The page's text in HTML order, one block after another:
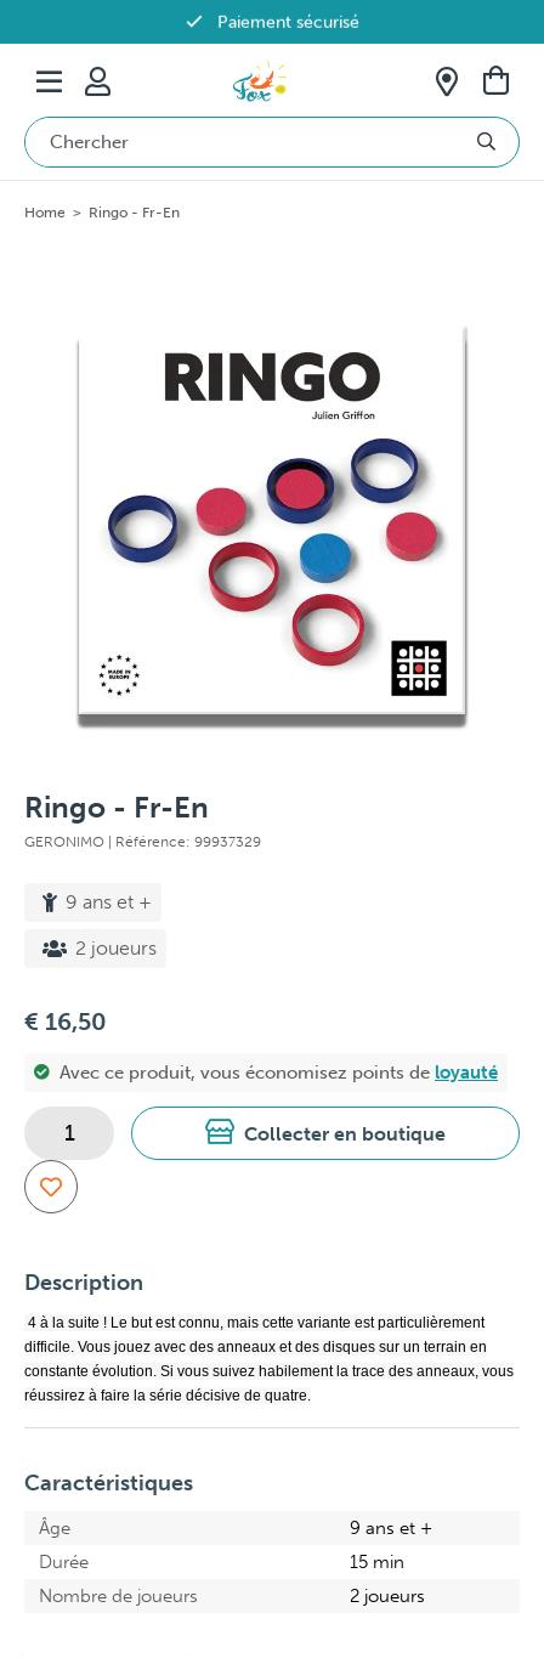
Paiement sécurisé
Livraison offerte dès 69€ en Belgique
Home > Ringo - Fr-En
Ringo - Fr-En
GERONIMO | Référence: 99937329
9 ans et +
2 joueurs
€ 16,50
Avec ce produit, vous économisez points de loyauté
Collecter en boutique
Description
4 à la suite ! Le but est connu, mais cette variante est particulièrement
difficile. Vous jouez avec des anneaux et des disques sur un terrain en
constante évolution. Si vous suivez habilement la trace des anneaux, vous
réussirez à faire la série décisive de quatre.
Caractéristiques
Âge
9 ans et +
Durée
15 min
Nombre de joueurs
2 joueurs